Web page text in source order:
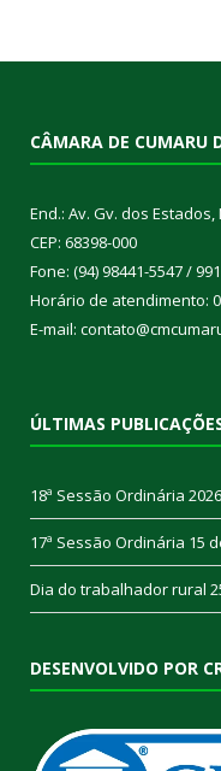
CÂMARA DE CUMARU
End.: Av. Gv. dos
CEP: 68398-000
Fone: (94) 98441-5547 /
Horário de atendimento:
E-mail:
ÚLTIMAS
18ª Sessão Ordinária 2026
17ª Sessão Ordinária 15
Dia do trabalhador rural
DESENVOLVIDO POR